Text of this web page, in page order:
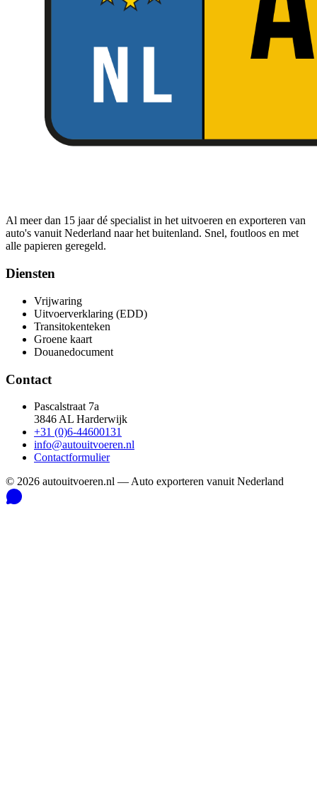
Al meer dan 15 jaar dé specialist in het uitvoeren en exporteren van
auto's vanuit Nederland naar het buitenland. Snel, foutloos en met
alle papieren geregeld.
Diensten
Vrijwaring
Uitvoerverklaring (EDD)
Transitokenteken
Groene kaart
Douanedocument
Contact
Pascalstraat 7a
3846 AL Harderwijk
+31 (0)6-44600131
info@autouitvoeren.nl
Contactformulier
© 2026 autouitvoeren.nl — Auto exporteren vanuit Nederland